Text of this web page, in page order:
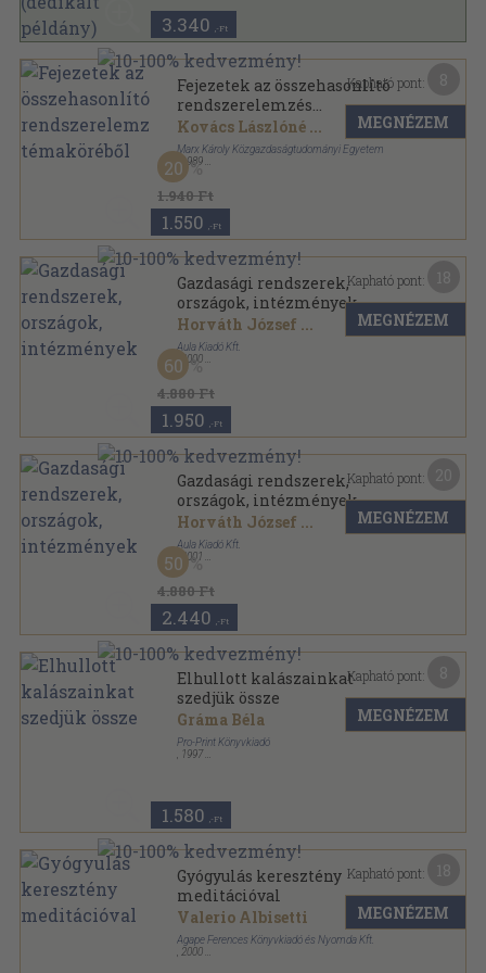
3.340 ,-Ft
Fejezetek az összehasonlító
rendszerelemzés
témaköréből
Kovács Lászlóné ...
Marx Károly Közgazdaságtudományi Egyetem
, 1989
Tűzött kötés
1.940 Ft
20
1.550 ,-Ft
Kapható pont:
MEGNÉZEM
Gazdasági rendszerek,
országok, intézmények
Horváth József ...
Aula Kiadó Kft.
, 2000
Fűzött kemény papírkötés
4.880 Ft
60
1.950 ,-Ft
Kapható pont:
MEGNÉZEM
Gazdasági rendszerek,
országok, intézmények
Horváth József ...
Aula Kiadó Kft.
, 2001
Fűzött kemény papírkötés
4.880 Ft
50
2.440 ,-Ft
Kapható pont:
MEGNÉZEM
Elhullott kalászainkat
szedjük össze
Gráma Béla
Pro-Print Könyvkiadó
1997
1.580 ,-Ft
Kapható pont:
MEGNÉZEM
Gyógyulás keresztény
meditációval
Valerio Albisetti
Agape Ferences Könyvkiadó és Nyomda Kft.
2000
Kapható pont:
MEGNÉZEM